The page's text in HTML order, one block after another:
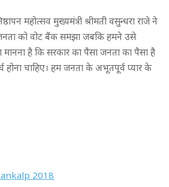
महोत्सव मुख्यमंत्री श्रीमती वसुन्धरा राजे ने
को वोट बैंक समझा जबकि हमने उसे
मानना है कि सरकार का पैसा जनता का पैसा है
चाहिए। हम जनता के अभूतपूर्व प्यार के